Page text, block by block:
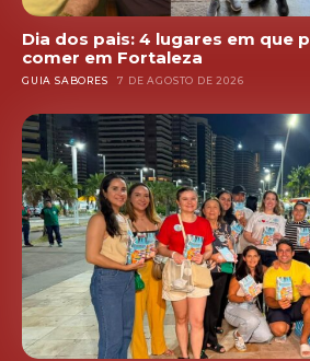
Dia dos pais: 4 lugares em que
comer em Fortaleza
GUIA SABORES 7 DE AGOSTO DE 2026